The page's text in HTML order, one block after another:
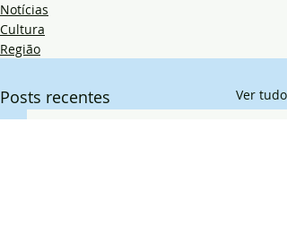
Notícias
Cultura
Região
Posts recentes Ver tudo